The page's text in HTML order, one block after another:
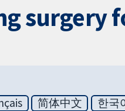
surgery
简体中文 한국